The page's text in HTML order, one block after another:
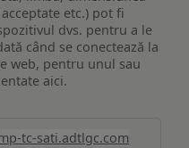
etc.) pot fi
dvs. pentru a le
când se conectează la
web, pentru unul sau
aici.
tc-sati.adtlgc.com